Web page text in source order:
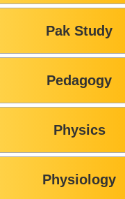
Pak Study
Pedagogy
Physics
Physiology